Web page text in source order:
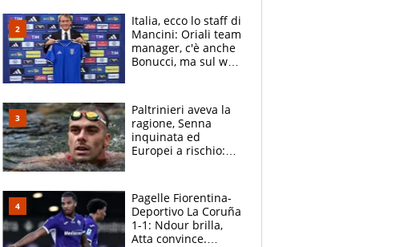
felice del mio livello"
Italia, ecco lo staff di
Mancini: Oriali team
manager, c'è anche
Bonucci, ma sul web
Paltrinieri aveva la
ragione, Senna
inquinata ed
Europei a rischio:
adesso
Pagelle Fiorentina-
Deportivo La Coruña
1-1: Ndour brilla,
Atta convince.